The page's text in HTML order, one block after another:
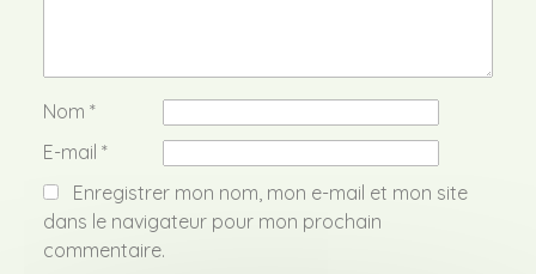
Nom *
E-mail *
Enregistrer mon nom, mon e-mail et mon site
dans le navigateur pour mon prochain
commentaire.